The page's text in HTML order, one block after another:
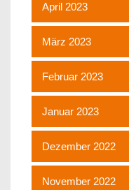
April 2023
März 2023
Februar 2023
Januar 2023
Dezember 2022
November 2022